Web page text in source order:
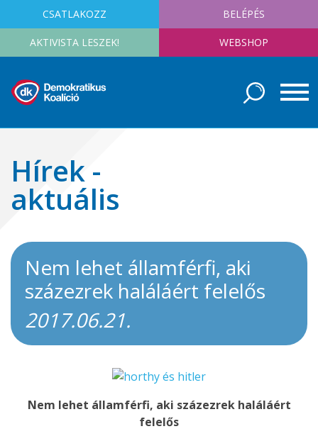
CSATLAKOZZ BELÉPÉS
AKTIVISTA LESZEK! WEBSHOP
Hírek -
aktuális
Nem lehet államférfi, aki
százezrek haláláért felelős
2017.06.21.
Nem lehet államférfi, aki százezrek haláláért
felelős